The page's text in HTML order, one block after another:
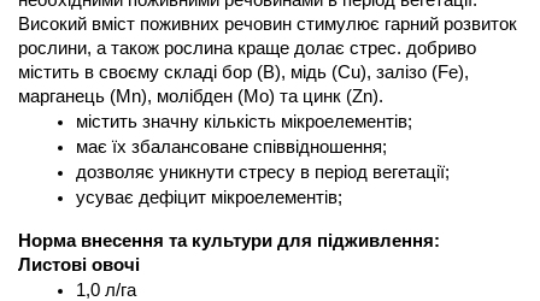
Високий вміст поживних речовин стимулює гарний розвиток
рослини, а також рослина краще долає стрес. добриво
містить в своєму складі бор (B), мідь (Cu), залізо (Fe),
марганець (Mn), молібден (Mo) та цинк (Zn).
містить значну кількість мікроелементів;
має їх збалансоване співвідношення;
дозволяє уникнути стресу в період вегетації;
усуває дефіцит мікроелементів;
Норма внесення та культури для підживлення:
Листові овочі
1,0 л/га